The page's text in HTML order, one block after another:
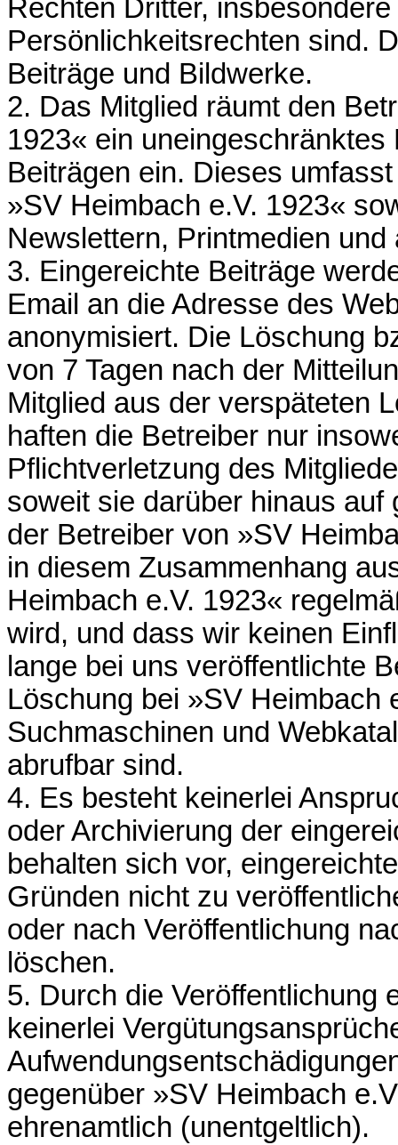
Rechten Dritter,
Persönlichkeitsrechten sind.
Beiträge und Bildwerke.
2. Das Mitglied räumt den
1923« ein
Beiträgen ein. Dieses
»SV Heimbach e.V. 1923«
Newslettern, Printmedien
3. Eingereichte Beiträge
Email an die Adresse des
anonymisiert. Die Löschung
von 7 Tagen nach der
Mitglied aus der verspäteten
haften die Betreiber nur
Pflichtverletzung des
soweit sie darüber hinaus
der Betreiber von »SV
in diesem Zusammenhang
Heimbach e.V. 1923«
wird, und dass wir keinen
lange bei uns veröffentlichte
Löschung bei »SV Heimbach
Suchmaschinen und
abrufbar sind.
4. Es besteht keinerlei
oder Archivierung der
behalten sich vor,
Gründen nicht zu
oder nach Veröffentlichung
löschen.
5. Durch die Veröffentlichung
keinerlei
gegenüber »SV Heimbach
ehrenamtlich (unentgeltlich).